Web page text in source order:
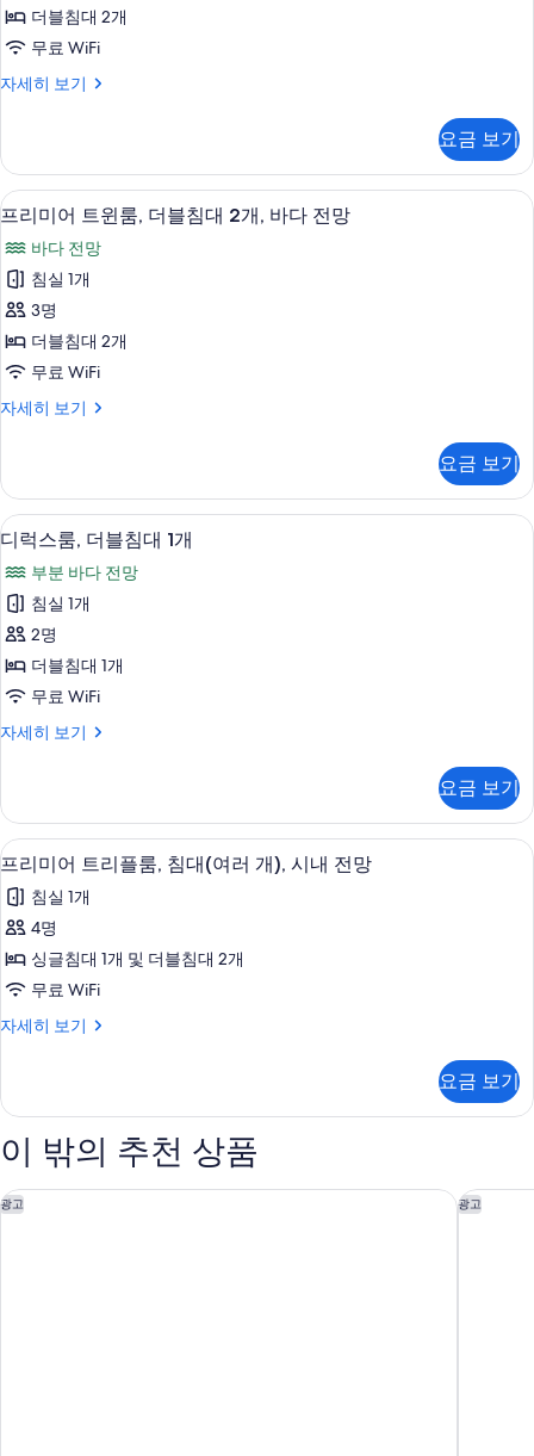
산
전
망
모
두
기
테
라
스,
산
세
히
보
기
윈
더
침
대
2
개
사
진
모
두
보
더블침대 2개
무료 WiFi
자세히 보기
프
트
윈
룸,
블
침
대
2
개
자
세
히
요금 보기
프
미
어
트
윈
더
침
대
2
개,
바
다
전
망
사
두
보
기
4
프리미어 트윈룸, 더블침대 2개, 바다 전망
바다 전망
침실 1개
3명
더블침대 2개
무료 WiFi
자세히 보기
프
트
윈
룸,
더
블
침
대
2
개,
바
다
전
히
보
기
요금 보기
디
럭
스
룸,
더
블
대
개
사
진
모
두
보
기
6
디럭스룸, 더블침대 1개
부분 바다 전망
침실 1개
2명
더블침대 1개
무료 WiFi
자세히 보기
디
더
블
침
개
세
히
기
요금 보기
프
리
미
어
트
플
침
(여
러
프리미어 트리플룸, 침대(여러 개), 시
2
프리미어 트리플룸, 침대(여러 개), 시내 전망
침실 1개
4명
싱글침대 1개 및 더블침대 2개
무료 WiFi
자세히 보기
프
트
플
침
대
요금 보기
이 밖의 추천 상품
광고
그랜드 조선 힐 스위트 광고
서머셋